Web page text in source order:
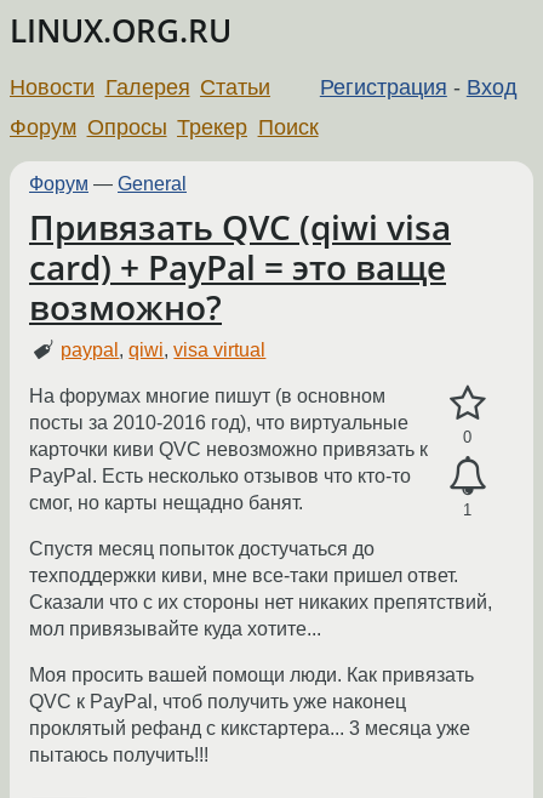
LINUX.ORG.RU
Регистрация - Вход
Новости Галерея Статьи
Форум Опросы Трекер Поиск
Форум — General
Привязать QVC (qiwi visa
card) + PayPal = это ваще
возможно?
paypal ,qiwi,visa virtual
0
1
На форумах многие пишут (в основном
посты за 2010-2016 год), что виртуальные
карточки киви QVC невозможно привязать к
PayPal. Есть несколько отзывов что кто-то
смог, но карты нещадно банят.
Спустя месяц попыток достучаться до
техподдержки киви, мне все-таки пришел ответ.
Сказали что с их стороны нет никаких препятствий,
мол привязывайте куда хотите...
Моя просить вашей помощи люди. Как привязать
QVC к PayPal, чтоб получить уже наконец
проклятый рефанд с кикстартера... 3 месяца уже
пытаюсь получить!!!